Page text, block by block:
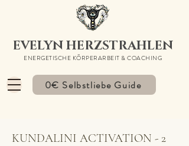
ENERGETISCHE KÖRPERARBEIT & COACHING
EVELYN HERZSTRAHLEN
0€ Selbstliebe Guide
KUNDALINI ACTIVATION - 2